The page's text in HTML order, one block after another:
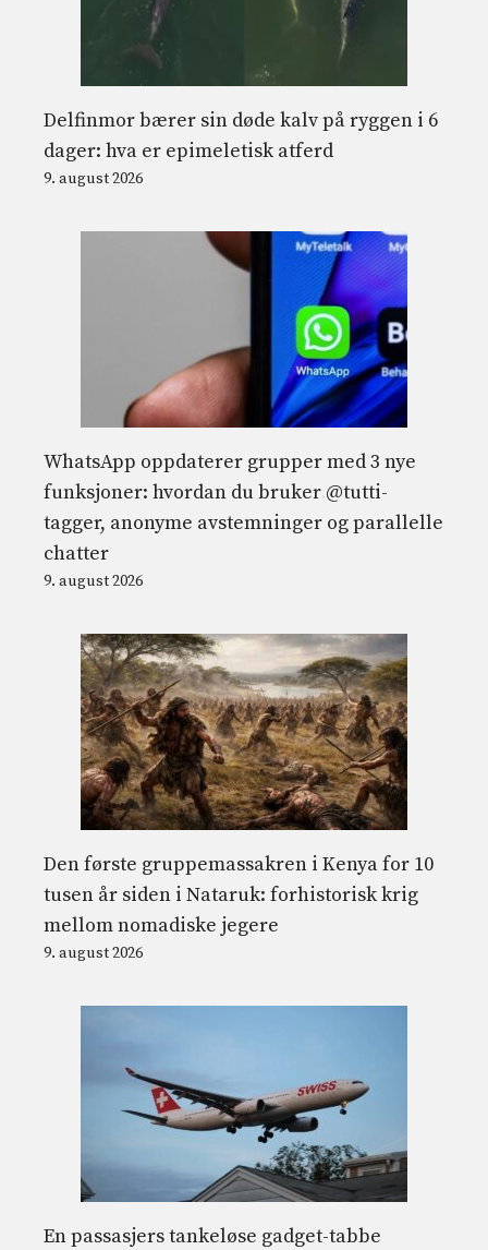
Delfinmor bærer sin døde kalv på ryggen i 6
dager: hva er epimeletisk atferd
9. august 2026
WhatsApp oppdaterer grupper med 3 nye
funksjoner: hvordan du bruker @tutti-
tagger, anonyme avstemninger og parallelle
chatter
9. august 2026
Den første gruppemassakren i Kenya for 10
tusen år siden i Nataruk: forhistorisk krig
mellom nomadiske jegere
9. august 2026
En passasjers tankeløse gadget-tabbe